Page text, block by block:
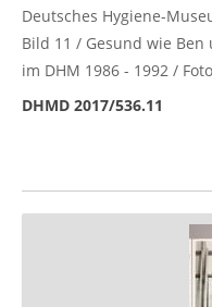
Deutsches Hygiene-
Bild 11 / Gesund wie
im DHM 1986 - 1992 /
DHMD 2017/536.11